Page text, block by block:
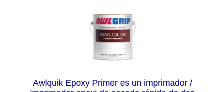
Awlquik Epoxy Primer es un imprimador /